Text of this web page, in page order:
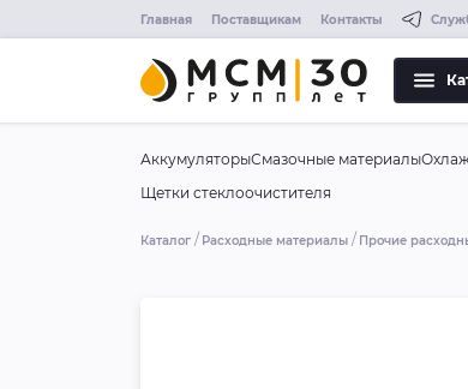
Главная Поставщикам Контакты
АккумуляторыСмазочные материалы
Щетки стеклоочистителя
Каталог Расходные материалы Прочие